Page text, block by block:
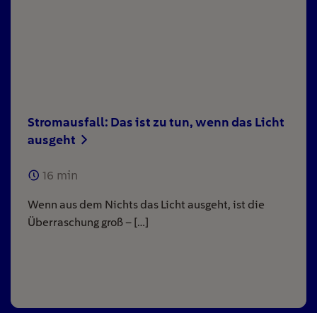
Stromausfall: Das ist zu tun, wenn das Licht
ausgeht
16 min
Wenn aus dem Nichts das Licht ausgeht, ist die
Überraschung groß – […]